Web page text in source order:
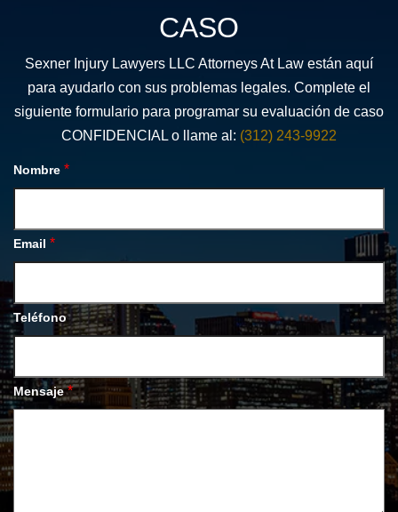
CASO
Sexner Injury Lawyers LLC Attorneys At Law están aquí
para ayudarlo con sus problemas legales. Complete el
siguiente formulario para programar su evaluación de caso
CONFIDENCIAL o llame al: (312) 243-9922
Nombre *
Email *
Teléfono
Mensaje *